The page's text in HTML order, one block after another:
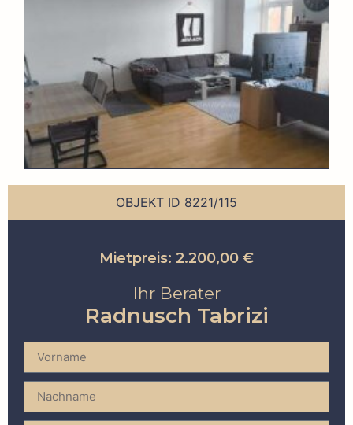
OBJEKT ID 8221/115
Mietpreis: 2.200,00 €
Ihr Berater
Radnusch Tabrizi